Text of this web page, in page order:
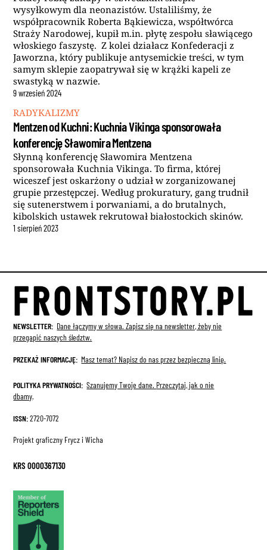
wysyłkowym dla neonazistów. Ustaliliśmy, że
współpracownik Roberta Bąkiewicza, współtwórca
Straży Narodowej, kupił m.in. płytę zespołu sławiącego
włoskiego faszystę. Z kolei działacz Konfederacji z
Jaworzna, który publikuje antysemickie treści, w tym
samym sklepie zaopatrywał się w krążki kapeli ze
swastyką w nazwie.
9wrzesień2024
RADYKALIZMY
Mentzen od Kuchni: Kuchnia Vikinga sponsorowała
konferencję Sławomira Mentzena
Słynną konferencję Sławomira Mentzena
sponsorowała Kuchnia Vikinga. To firma, której
wiceszef jest oskarżony o udział w zorganizowanej
grupie przestępczej. Według prokuratury, gang trudnił
się sutenerstwem i porwaniami, a do brutalnych,
kibolskich ustawek rekrutował białostockich skinów.
1 sierpień2023
NEWSLETTER: Dane łączymy w słowa. Zapisz się na newsletter, żeby nie
przegapić naszych śledztw.
PRZEKAŻ INFORMACJĘ: Masz temat? Napisz do nas przez bezpieczną linię.
POLITYKA PRYWATNOŚCI: Szanujemy Twoje dane. Przeczytaj, jak o nie
dbamy.
ISSN:2720-7072
Projekt graficzny Frycz i Wicha
KRS 0000367130